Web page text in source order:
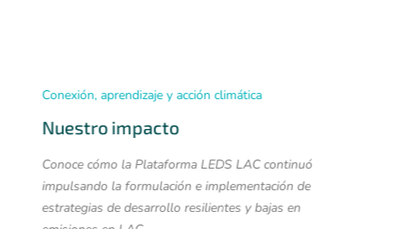
19-20 de agosto de 2025
Encuentro Regional 2025
implementación de las NDC en América Latina y el
Caribe